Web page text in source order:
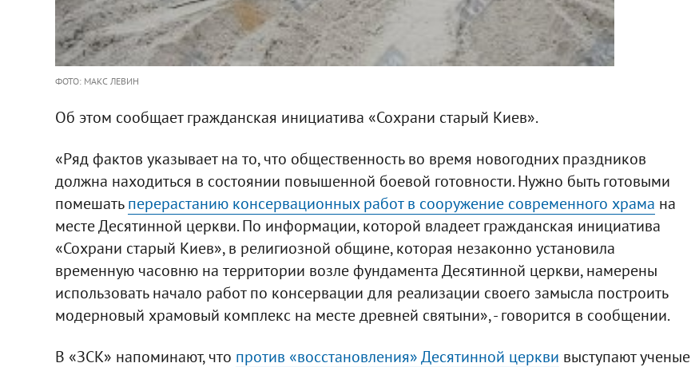
ФОТО: МАКС ЛЕВИН
Об этом сообщает гражданская инициатива «Сохрани старый Киев».
«Ряд фактов указывает на то, что общественность во время новогодних праздников
должна находиться в состоянии повышенной боевой готовности. Нужно быть готовыми
помешатьперерастанию консервационных работ в сооружение современного храма на
месте Десятинной церкви. По информации, которой владеет гражданская инициатива
«Сохрани старый Киев», в религиозной общине, которая незаконно установила
временную часовню на территории возле фундамента Десятинной церкви, намерены
использовать начало работ по консервации для реализации своего замысла построить
модерновый храмовый комплекс на месте древней святыни», - говорится в сообщении.
В «ЗСК» напоминают, что против «восстановления» Десятинной церкви выступают ученые